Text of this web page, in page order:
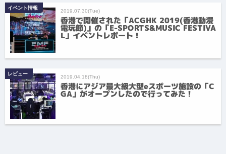
イベント情報 2019.07.30(Tue)
香港で開催された「ACGHK 2019(香港動漫
電玩節)」の「E-SPORTS&MUSIC FESTIVA
L」イベントレポート！
レビュー 2019.04.18(Thu)
香港にアジア最大級大型eスポーツ施設の「C
GA」がオープンしたので行ってみた！